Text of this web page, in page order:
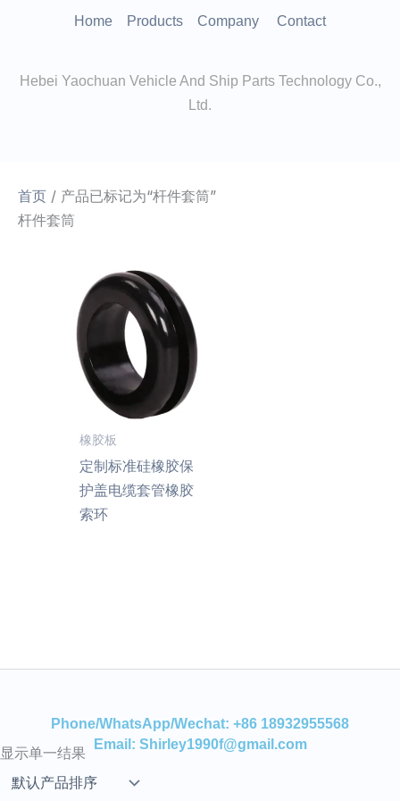
Home Products Company Contact
Hebei Yaochuan Vehicle And Ship Parts Technology Co.,
Ltd.
首页 / 产品已标记为“杆件套筒”
杆件套筒
显示单一结果
橡胶板
定制标准硅橡胶保
护盖电缆套管橡胶
索环
Phone/WhatsApp/Wechat: +86 18932955568
Email: Shirley1990f@gmail.com